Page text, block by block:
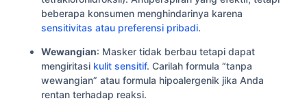
beberapa konsumen menghindarinya karena
sensitivitas atau preferensi pribadi.
Wewangian: Masker tidak berbau tetapi dapat
mengiritasi kulit sensitif. Carilah formula “tanpa
wewangian” atau formula hipoalergenik jika Anda
rentan terhadap reaksi.